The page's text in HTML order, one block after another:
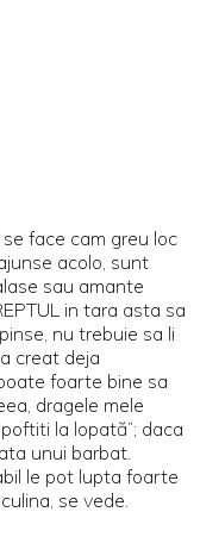
se face cam greu loc
acolo, sunt
sau amante
in tara asta sa
nu trebuie sa li
creat deja
foarte bine sa
dragele mele
la lopată”; daca
unui barbat.
le pot lupta foarte
se vede.